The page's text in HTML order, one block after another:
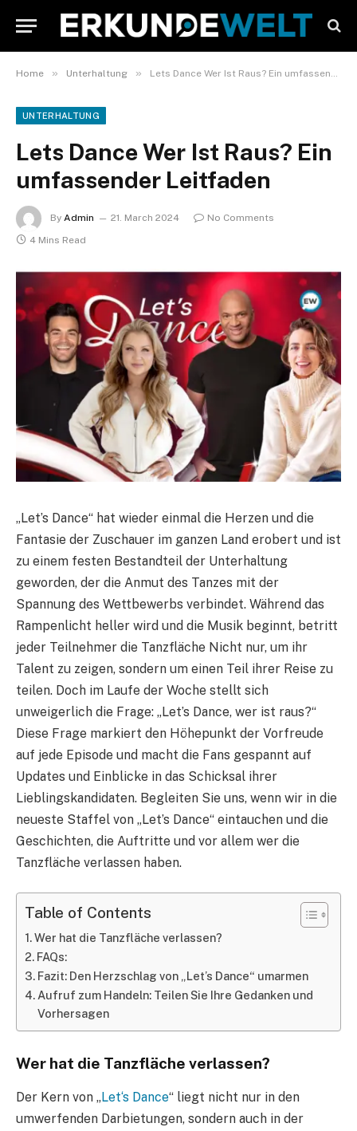
Home » Unterhaltung » Lets Dance Wer Ist Raus? Ein umfassender Leitfaden
UNTERHALTUNG
Lets Dance Wer Ist Raus? Ein
umfassender Leitfaden
By Admin 21. March 2024
No Comments
4 Mins Read
„Let’s Dance“ hat wieder einmal die Herzen und die
Fantasie der Zuschauer im ganzen Land erobert und ist
zu einem festen Bestandteil der Unterhaltung
geworden, der die Anmut des Tanzes mit der
Spannung des Wettbewerbs verbindet. Während das
Rampenlicht heller wird und die Musik beginnt, betritt
jeder Teilnehmer die Tanzfläche Nicht nur, um ihr
Talent zu zeigen, sondern um einen Teil ihrer Reise zu
teilen. Doch im Laufe der Woche stellt sich
unweigerlich die Frage: „Let’s Dance, wer ist raus?“
Diese Frage markiert den Höhepunkt der Vorfreude
auf jede Episode und macht die Fans gespannt auf
Updates und Einblicke in das Schicksal ihrer
Lieblingskandidaten. Begleiten Sie uns, wenn wir in die
neueste Staffel von „Let’s Dance“ eintauchen und die
Geschichten, die Auftritte und vor allem wer die
Tanzfläche verlassen haben.
Table of Contents
Wer hat die Tanzfläche verlassen?
FAQs:
Fazit: Den Herzschlag von „Let’s Dance“ umarmen
Aufruf zum Handeln: Teilen Sie Ihre Gedanken und
Vorhersagen
Wer hat die Tanzfläche verlassen?
Der Kern von „Let‘s Dance“ liegt nicht nur in den
umwerfenden Darbietungen, sondern auch in der